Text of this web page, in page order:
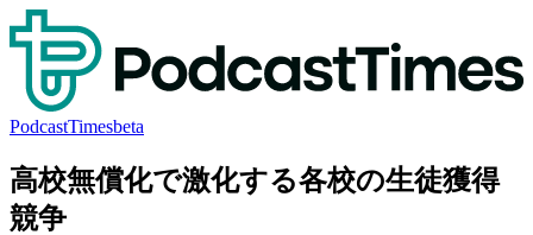
PodcastTimesbeta
高校無償化で激化する各校の生徒獲得
競争